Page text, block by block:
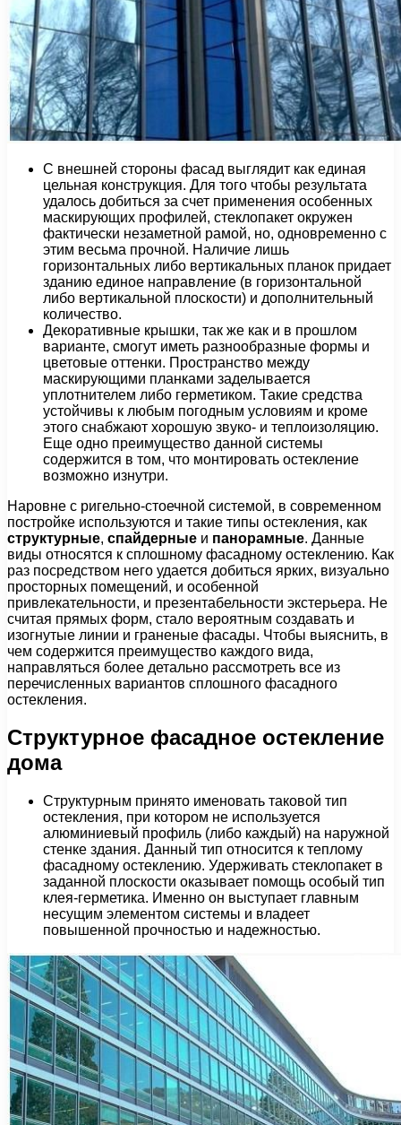
С внешней стороны фасад выглядит как единая
цельная конструкция. Для того чтобы результата
удалось добиться за счет применения особенных
маскирующих профилей, стеклопакет окружен
фактически незаметной рамой, но, одновременно с
этим весьма прочной. Наличие лишь
горизонтальных либо вертикальных планок придает
зданию единое направление (в горизонтальной
либо вертикальной плоскости) и дополнительный
количество.
Декоративные крышки, так же как и в прошлом
варианте, смогут иметь разнообразные формы и
цветовые оттенки. Пространство между
маскирующими планками заделывается
уплотнителем либо герметиком. Такие средства
устойчивы к любым погодным условиям и кроме
этого снабжают хорошую звуко- и теплоизоляцию.
Еще одно преимущество данной системы
содержится в том, что монтировать остекление
возможно изнутри.
Наровне с ригельно-стоечной системой, в современном
постройке используются и такие типы остекления, как
структурные, спайдерные и панорамные. Данные
виды относятся к сплошному фасадному остеклению. Как
раз посредством него удается добиться ярких, визуально
просторных помещений, и особенной
привлекательности, и презентабельности экстерьера. Не
считая прямых форм, стало вероятным создавать и
изогнутые линии и граненые фасады. Чтобы выяснить, в
чем содержится преимущество каждого вида,
направляться более детально рассмотреть все из
перечисленных вариантов сплошного фасадного
остекления.
Структурное фасадное остекление
дома
Структурным принято именовать таковой тип
остекления, при котором не используется
алюминиевый профиль (либо каждый) на наружной
стенке здания. Данный тип относится к теплому
фасадному остеклению. Удерживать стеклопакет в
заданной плоскости оказывает помощь особый тип
клея-герметика. Именно он выступает главным
несущим элементом системы и владеет
повышенной прочностью и надежностью.